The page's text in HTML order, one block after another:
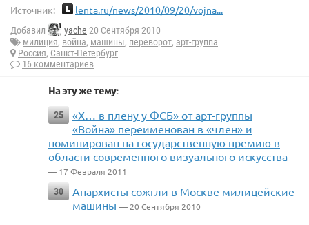
Источник: lenta.ru/news/2010/09/20/vojna...
Добавил yache 20 Сентября 2010
милиция, война, машины, переворот, арт-группа
Россия, Санкт-Петербург
16 комментариев
На эту же тему:
25
«Х… в плену у ФСБ» от арт-группы
«Война» переименован в «член» и
номинирован на государственную премию в
области современного визуального искусства
— 17 Февраля 2011
30
Анархисты сожгли в Москве милицейские
машины — 20 Сентября 2010